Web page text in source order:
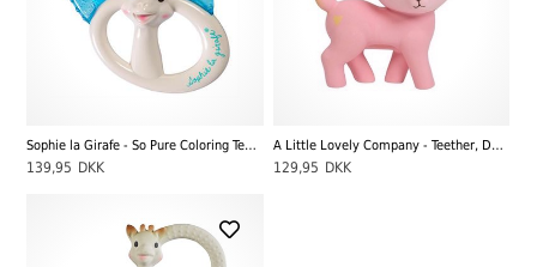
Sophie la Girafe - So Pure Coloring Teether
139,95 DKK
A Little Lovely Company - Teether, Deer
129,95 DKK